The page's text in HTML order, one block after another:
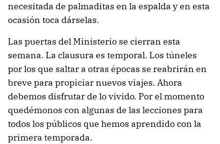
necesitada de palmaditas en la espalda y en esta
ocasión toca dárselas.
Las puertas del Ministerio se cierran esta
semana. La clausura es temporal. Los túneles
por los que saltar a otras épocas se reabrirán en
breve para propiciar nuevos viajes. Ahora
debemos disfrutar de lo vivido. Por el momento
quedémonos con algunas de las lecciones para
todos los públicos que hemos aprendido con la
primera temporada.